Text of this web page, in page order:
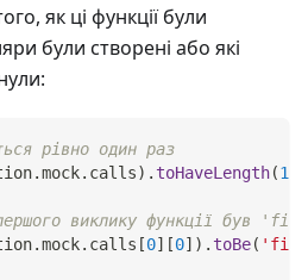
як ці функції були
були створені або які
рівно один раз
.mock. calls) . toHaveLength(1
виклику функції був
.mock. calls [0] [0] ) . toBe(